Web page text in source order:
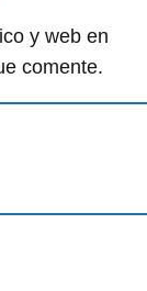
y web en
comente.